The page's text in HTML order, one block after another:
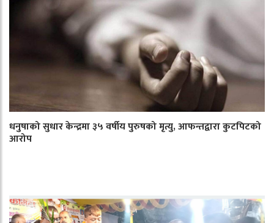
धनुषाको सुधार केन्द्रमा ३५ वर्षीय पुरुषको मृत्यु, आफन्तद्वारा कुटपिटको
आरोप